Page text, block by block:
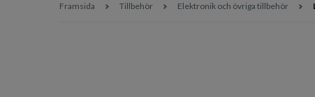
Framsida Tillbehör Elektronik och övriga tillbehör